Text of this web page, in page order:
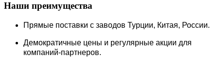
Наши преимущества
Прямые поставки c заводов Турции, Китая, России.
Демократичные цены и регулярные акции для
компаний-партнеров.